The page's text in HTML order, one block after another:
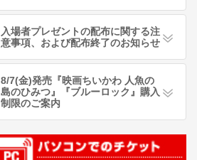
入場者プレゼントの配布に関する注
意事項、および配布終了のお知らせ
8/7(金)発売『映画ちいかわ 人魚の
島のひみつ』『ブルーロック』購入
制限のご案内